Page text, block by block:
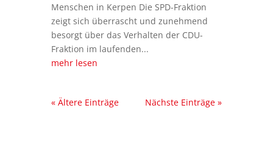
Menschen in Kerpen Die SPD-Fraktion
zeigt sich überrascht und zunehmend
besorgt über das Verhalten der CDU-
Fraktion im laufenden...
mehr lesen
« Ältere Einträge Nächste Einträge »